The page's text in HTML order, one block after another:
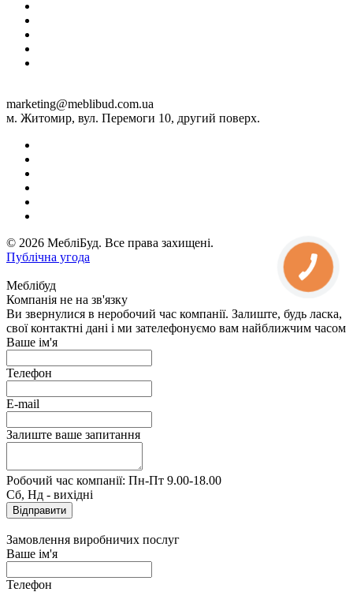
marketing@meblibud.com.ua
м. Житомир, вул. Перемоги 10, другий поверх.
© 2026 МебліБуд. Все права захищені.
Публічна угода
Меблібуд
Компанія не на зв'язку
Ви звернулися в неробочий час компанії. Залиште, будь ласка,
свої контактні дані і ми зателефонуємо вам найближчим часом
Ваше ім'я
Телефон
E-mail
Залиште ваше запитання
Робочий час компанії: Пн-Пт 9.00-18.00
Сб, Нд - вихідні
Замовлення виробничих послуг
Ваше ім'я
Телефон